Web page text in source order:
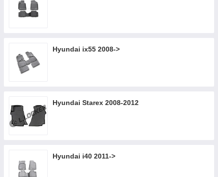
Hyundai ix55 2008->
Hyundai Starex 2008-2012
Hyundai i40 2011->